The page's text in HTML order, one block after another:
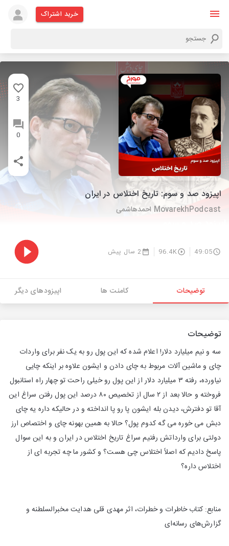
خرید اشتراک
3
0
اپیزود صد و سوم: تاریخ اختلاس در ایران
MovarekhPodcast احمدهاشمی
49:05
96.4K 2 سال پیش
توضیحات کامنت ها اپیزودهای دیگر
توضیحات
سه و نیم میلیارد دلار! اعلام شده که این پول رو به یک نفر برای واردات
چای و ماشین آلات مربوط به چای دادن و ایشون علاوه بر اینکه چایی
نیاورده، رفته ۳ میلیارد دلار از این پول رو خیلی راحت تو چهار راه استانبول
فروخته و حالا بعد از ۲ سال از تخصیص ۸۰ درصد این پول رفتن سراغ این
آقا تو دفترش، دیدن بله ایشون پا رو پا انداخته و در حالیکه داره یه چای
دبش می خوره می گه کدوم پول؟ حالا به همین بهونه چای و اختصاص ارز
دولتی برای وارداتش رفتیم سراغ تاریخ اختلاس در ایران و به این سوال
پاسخ دادیم که اصلاً اختلاس چی هست؟ و کشور ما چه تجربه ای از
اختلاس داره؟
منابع: کتاب خاطرات و خطرات، اثر مهدی قلی هدایت مخبرالسلطنه و
گزارش‌های رسانه‌ای